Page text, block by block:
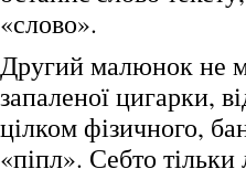
«слово».
Другий малюнок не
запаленої цигарки,
цілком фізичного,
«піпл». Себто